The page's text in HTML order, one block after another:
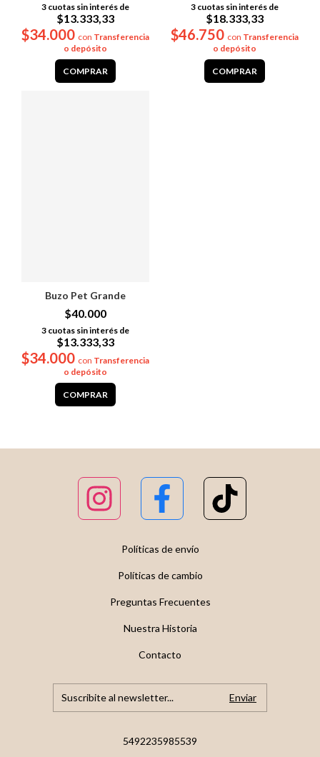
$34.000 con Transferencia
o depósito
3 cuotas sin interés de
$13.333,33
COMPRAR
$46.750 con Transferencia
o depósito
3 cuotas sin interés de
$18.333,33
COMPRAR
Buzo Pet Grande
$40.000
$34.000 con Transferencia
o depósito
3 cuotas sin interés de
$13.333,33
COMPRAR
Políticas de envío
Políticas de cambio
Preguntas Frecuentes
Nuestra Historia
Contacto
5492235985539